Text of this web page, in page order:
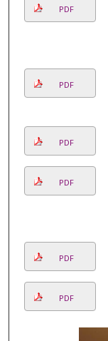
PDF
PDF
PDF
PDF
PDF
PDF